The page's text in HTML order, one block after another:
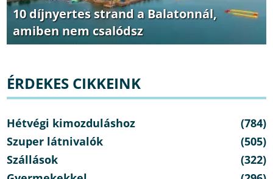
10 díjnyertes strand a Balatonnál,
amiben nem csalódsz
ÉRDEKES CIKKEINK
Hétvégi kimozduláshoz
(784)
Szuper látnivalók
(505)
Szállások
(322)